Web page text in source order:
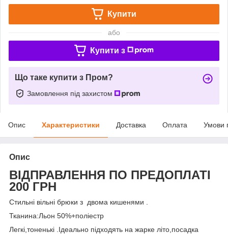
Купити
або
Купити з
Що таке купити з Пром?
Замовлення під захистом
Опис Характеристики Доставка Оплата Умови
Опис
ВІДПРАВЛЕННЯ ПО ПРЕДОПЛАТІ
200 ГРН
Стильні вільні брюки з двома кишенями .
Тканина:Льон 50%+поліестр
Легкі,тоненькі .Ідеально підходять на жарке літо,посадка